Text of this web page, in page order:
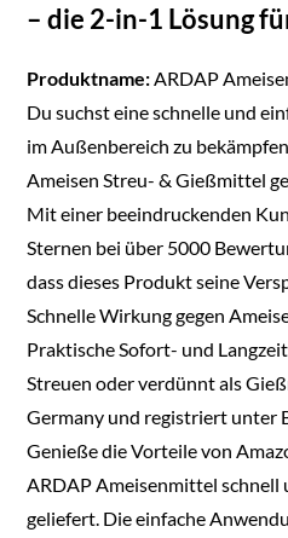
– die 2-in-1 Lösung
Produktname:ARDAP
Du suchst eine schnelle und
im Außenbereich zu
Ameisen Streu- & Gießmittel
Mit einer beeindruckenden
Sternen bei über 5000
dass dieses Produkt seine
Schnelle Wirkung gegen
Praktische Sofort- und
Streuen oder verdünnt als
Germany und registriert unter
Genieße die Vorteile von
ARDAP Ameisenmittel schnell
geliefert. Die einfache